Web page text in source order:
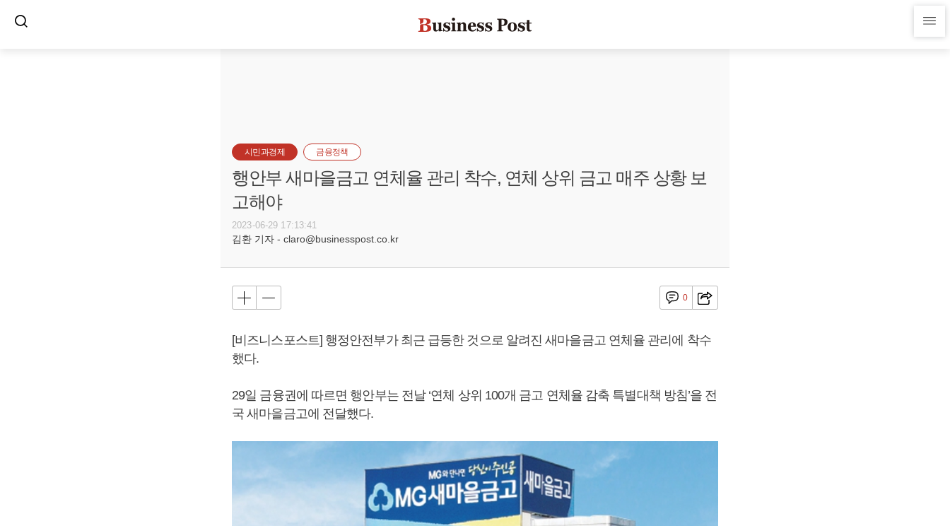
시민과경제 금융정책
행안부 새마을금고 연체율 관리 착수, 연체 상위 금고 매주 상황 보
고해야
2023-06-29 17:13:41
김환 기자 - claro@businesspost.co.kr
0
[비즈니스포스트] 행정안전부가 최근 급등한 것으로 알려진 새마을금고 연체율 관리에 착수
했다.
29일 금융권에 따르면 행안부는 전날 ‘연체 상위 100개 금고 연체율 감축 특별대책 방침’을 전
국 새마을금고에 전달했다.